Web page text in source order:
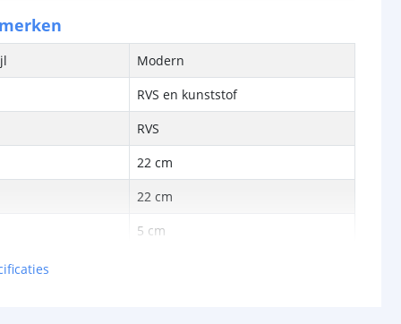
Modern
RVS en kunststof
RVS
22 cm
22 cm
5 cm